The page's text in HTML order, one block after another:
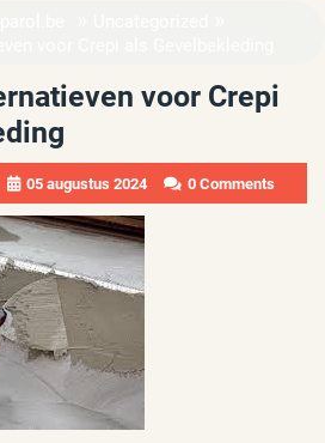
voor Crepi
05 augustus 2024 0 Comments